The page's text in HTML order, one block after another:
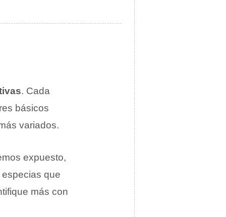
. Cada
básicos
variados.
expuesto,
que
más con